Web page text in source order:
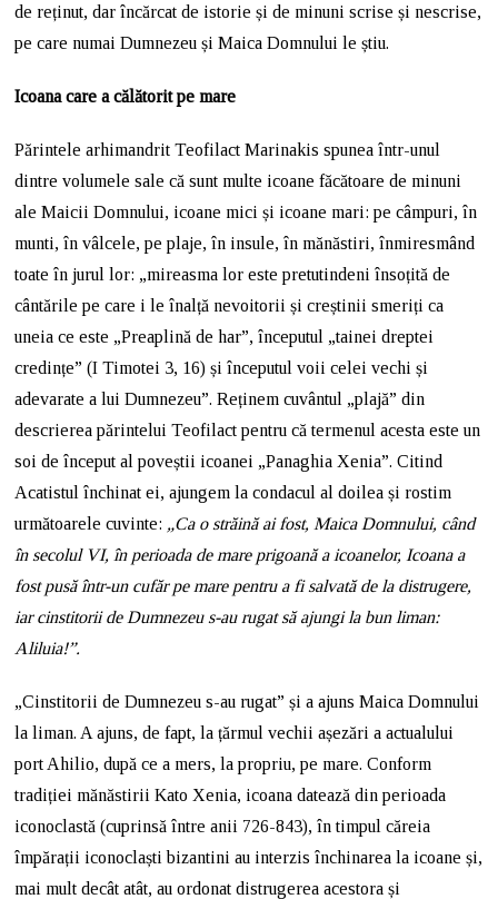
de reținut, dar încărcat de istorie și de minuni scrise și nescrise,
pe care numai Dumnezeu și Maica Domnului le știu.
Icoana care a călătorit pe mare
Părintele arhimandrit Teofilact Marinakis spunea într-unul
dintre volumele sale că sunt multe icoane făcătoare de minuni
ale Maicii Domnului, icoane mici și icoane mari: pe câmpuri, în
munti, în vâlcele, pe plaje, în insule, în mănăstiri, înmiresmând
toate în jurul lor: „mireasma lor este pretutindeni însoțită de
cântările pe care i le înalță nevoitorii și creștinii smeriți ca
uneia ce este „Preaplină de har”, începutul „tainei dreptei
credințe” (I Timotei 3, 16) și începutul voii celei vechi și
adevarate a lui Dumnezeu”. Reținem cuvântul „plajă” din
descrierea părintelui Teofilact pentru că termenul acesta este un
soi de început al poveștii icoanei „Panaghia Xenia”. Citind
Acatistul închinat ei, ajungem la condacul al doilea și rostim
următoarele cuvinte: „Ca o străină ai fost, Maica Domnului, când
în secolul VI, în perioada de mare prigoană a icoanelor, Icoana a
fost pusă într-un cufăr pe mare pentru a fi salvată de la distrugere,
iar cinstitorii de Dumnezeu s-au rugat să ajungi la bun liman:
Aliluia!”.
„Cinstitorii de Dumnezeu s-au rugat” și a ajuns Maica Domnului
la liman. A ajuns, de fapt, la țărmul vechii așezări a actualului
port Ahilio, după ce a mers, la propriu, pe mare. Conform
tradiției mănăstirii Kato Xenia, icoana datează din perioada
iconoclastă (cuprinsă între anii 726-843), în timpul căreia
împărații iconoclaști bizantini au interzis închinarea la icoane și,
mai mult decât atât, au ordonat distrugerea acestora și